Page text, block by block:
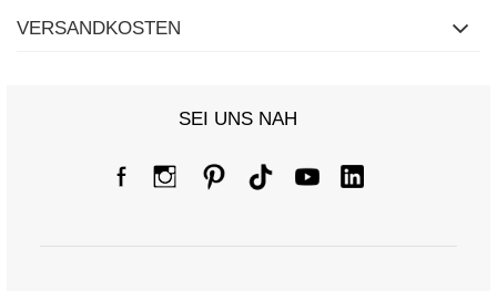
VERSANDKOSTEN
SEI UNS NAH